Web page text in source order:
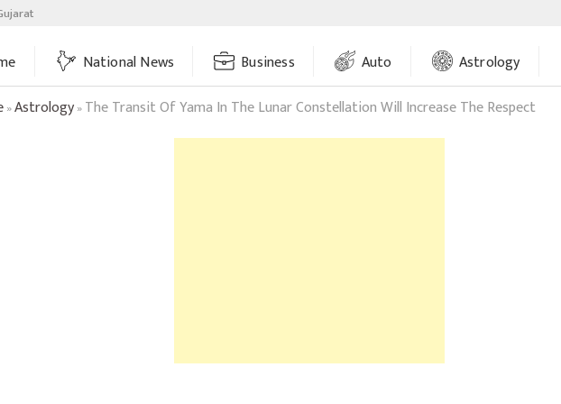
National News Business Auto Astrology
»Astrology»The Transit Of Yama In The Lunar Constellation Will Increase The Respect